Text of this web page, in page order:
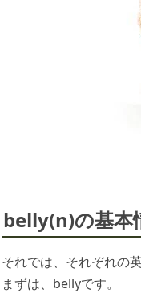
belly(n)の基本
それでは、それぞれの
まずは、bellyです。